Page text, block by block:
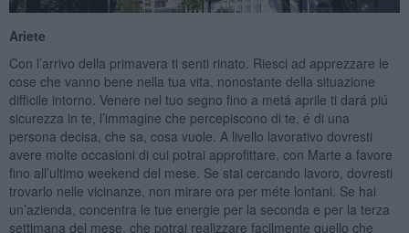
Ariete
Con l’arrivo della primavera ti senti rinato. Riesci ad apprezzare le
cose che vanno bene nella tua vita, nonostante della situazione
difficile intorno. Venere nel tuo segno fino a metá aprile ti dará piú
sicurezza in te, l’immagine che percepiscono di te, é di una
persona decisa, che sa, cosa vuole. A livello lavorativo dovresti
avere molte occasioni di cui potrai approfittare, con Marte a favore
fino all’ultimo weekend del mese. Se stai cercando lavoro, dovresti
trovarlo nelle vicinanze, non mirare ora per méte lontani. Se hai
un’azienda, concentra le tue energie per la seconda e per la terza
settimana del mese, che potrai realizzare facilmente quello che